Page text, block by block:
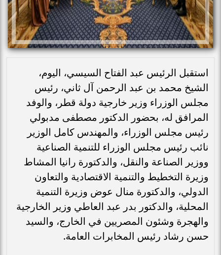
استقبل الرئيس عبد الفتاح السيسي، اليوم،
الشيخ محمد بن عبد الرحمن آل ثاني، رئيس
مجلس الوزراء وزير خارجية دولة قطر، والوفد
المرافق له، بحضور الدكتور مصطفى مدبولي
رئيس مجلس الوزراء، والمهندس كامل الوزير
نائب رئيس مجلس الوزراء للتنمية الصناعية
ووزير الصناعة والنقل، والدكتورة رانيا المشاط
وزيرة التخطيط والتنمية الاقتصادية والتعاون
الدولي، والدكتورة منال عوض وزيرة التنمية
المحلية، والدكتور بدر عبد العاطي وزير الخارجية
والهجرة وشئون المصريين في الخارج، والسيد
حسن رشاد رئيس المخابرات العامة.